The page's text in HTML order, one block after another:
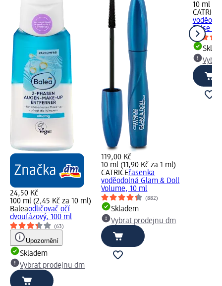
24,50 Kč
100 ml (2,45 Kč za 10 ml)
Baleaodličovač očí
dvoufázový, 100 ml
(63)
Upozornění
Skladem
Vybrat prodejnu dm
119,00 Kč
10 ml (11,90 Kč za 1 ml)
CATRICEřasenka
voděodolná Glam & Doll
Volume, 10 ml
(882)
Skladem
Vybrat prodejnu dm
10 ml
CATRICE
False